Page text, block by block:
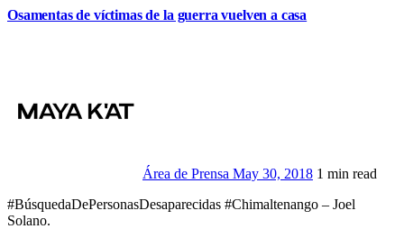
Osamentas de víctimas de la guerra vuelven a casa
Área de Prensa May 30, 2018 1 min read
#BúsquedaDePersonasDesaparecidas #Chimaltenango – Joel
Solano.